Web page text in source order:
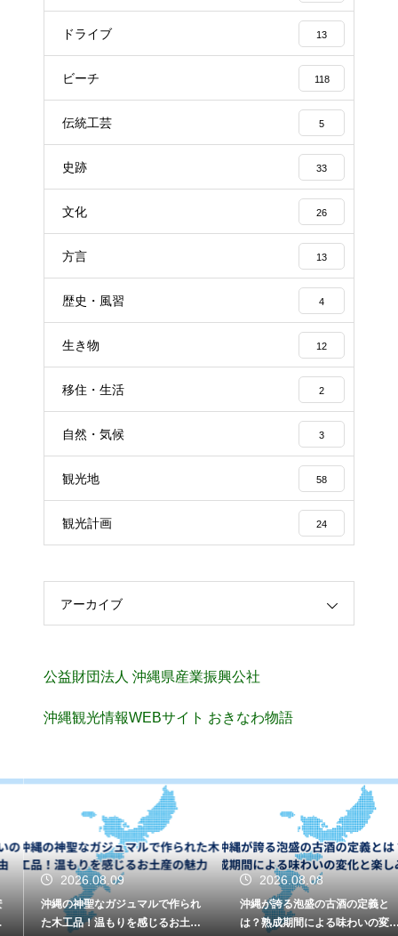
ドライブ 13
ビーチ 118
伝統工芸 5
史跡 33
文化 26
方言 13
歴史・風習 4
生き物 12
移住・生活 2
自然・気候 3
観光地 58
観光計画 24
アーカイブ
公益財団法人 沖縄県産業振興公社
沖縄観光情報WEBサイト おきなわ物語
2026.08.09
沖縄の神聖なガジュマルで作られ
た木工品！温もりを感じるお土産
2026.08.08
沖縄が誇る泡盛の古酒の定義と
は？熟成期間による味わいの変化